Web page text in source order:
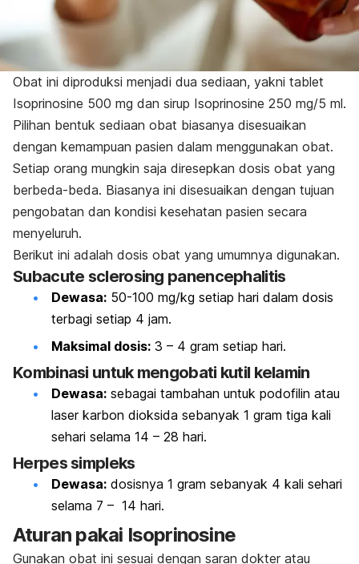
Obat ini diproduksi menjadi dua sediaan, yakni tablet
Isoprinosine 500 mg dan sirup Isoprinosine 250 mg/5 ml.
Pilihan bentuk sediaan obat biasanya disesuaikan
dengan kemampuan pasien dalam menggunakan obat.
Setiap orang mungkin saja diresepkan dosis obat yang
berbeda-beda. Biasanya ini disesuaikan dengan tujuan
pengobatan dan kondisi kesehatan pasien secara
menyeluruh.
Berikut ini adalah dosis obat yang umumnya digunakan.
Subacute sclerosing panencephalitis
Dewasa: 50-100 mg/kg setiap hari dalam dosis
terbagi setiap 4 jam.
Maksimal dosis: 3 – 4 gram setiap hari.
Kombinasi untuk mengobati kutil kelamin
Dewasa: sebagai tambahan untuk podofilin atau
laser karbon dioksida sebanyak 1 gram tiga kali
sehari selama 14 – 28 hari.
Herpes simpleks
Dewasa: dosisnya 1 gram sebanyak 4 kali sehari
selama 7 – 14 hari.
Aturan pakai Isoprinosine
Gunakan obat ini sesuai dengan saran dokter atau